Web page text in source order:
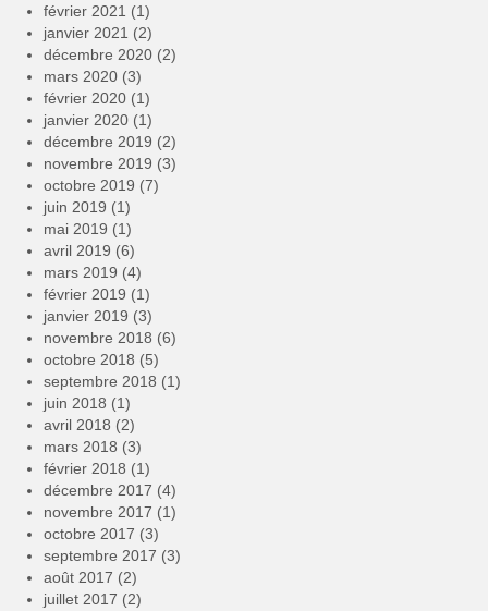
février 2021 (1)
janvier 2021 (2)
décembre 2020 (2)
mars 2020 (3)
février 2020 (1)
janvier 2020 (1)
décembre 2019 (2)
novembre 2019 (3)
octobre 2019 (7)
juin 2019 (1)
mai 2019 (1)
avril 2019 (6)
mars 2019 (4)
février 2019 (1)
janvier 2019 (3)
novembre 2018 (6)
octobre 2018 (5)
septembre 2018 (1)
juin 2018 (1)
avril 2018 (2)
mars 2018 (3)
février 2018 (1)
décembre 2017 (4)
novembre 2017 (1)
octobre 2017 (3)
septembre 2017 (3)
août 2017 (2)
juillet 2017 (2)